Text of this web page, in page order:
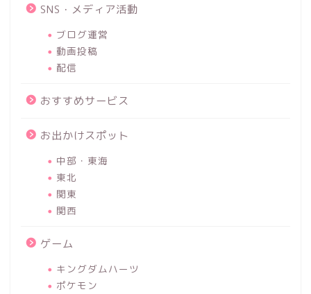
SNS・メディア活動
ブログ運営
動画投稿
配信
おすすめサービス
お出かけスポット
中部・東海
東北
関東
関西
ゲーム
キングダムハーツ
ポケモン